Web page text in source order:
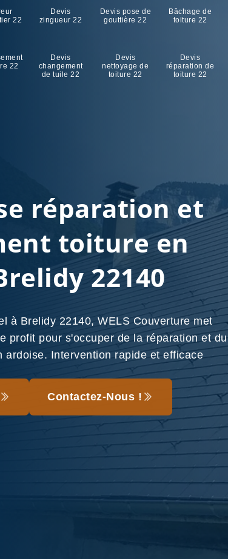
22
Devis
zingueur 22
Devis pose de
gouttière 22
Bâchage de
toiture 22
22
Devis
changement
de tuile 22
Devis
nettoyage de
toiture 22
Devis
réparation de
toiture 22
réparation et
toiture en
22140
à Brelidy 22140, WELS Couverture met
profit pour s'occuper de la réparation et du
ardoise. Intervention rapide et efficace
Contactez-Nous !